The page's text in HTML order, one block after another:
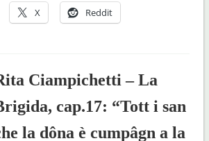
X Reddit
Ciampichetti – La
cap.17: “Tott i san
la dôna è cumpâgn a la